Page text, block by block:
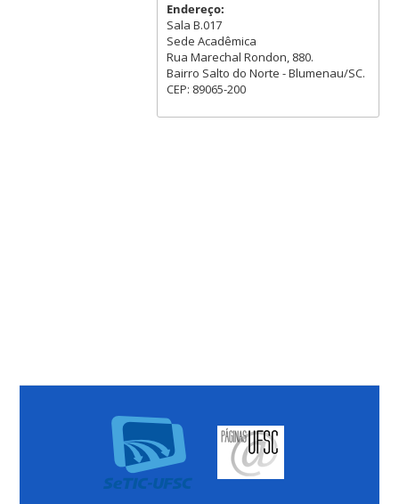
Endereço:
Sala B.017
Sede Acadêmica
Rua Marechal Rondon, 880.
Bairro Salto do Norte - Blumenau/SC.
CEP: 89065-200